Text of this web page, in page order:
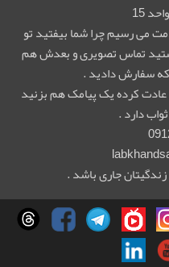
می رسیم چرا شما بیفتید تو
تماس تصویری و بعدش هم
سفارش دادید .
کرده یک پیامک هم بزنید
دارد .
جاری باشد .